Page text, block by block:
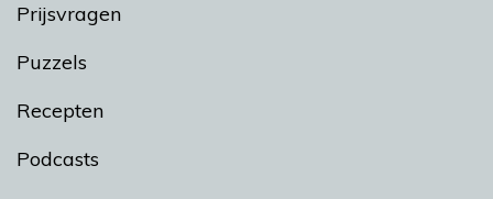
Prijsvragen
Puzzels
Recepten
Podcasts